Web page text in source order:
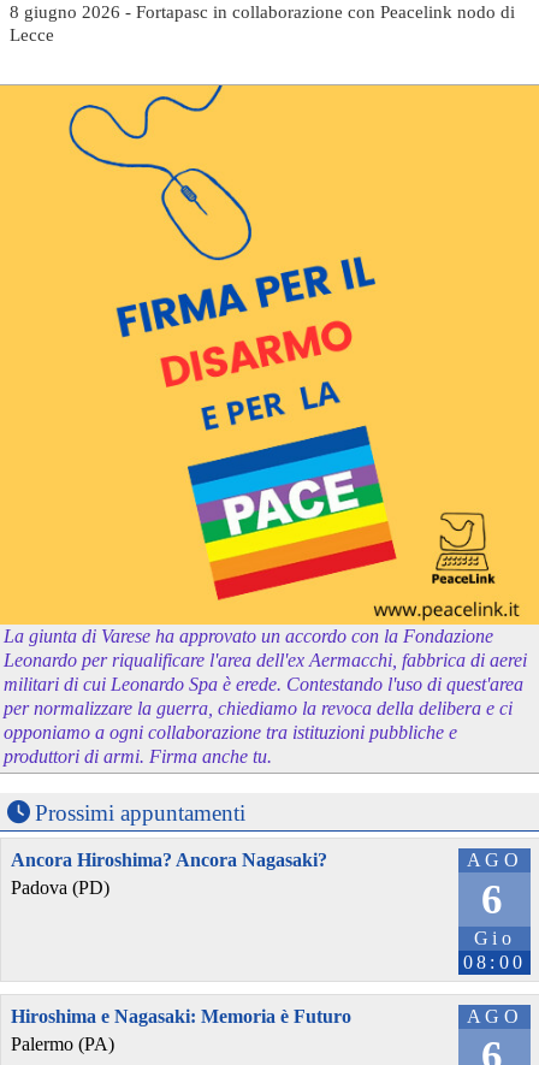
8 giugno 2026 - Fortapasc in collaborazione con Peacelink nodo di
Lecce
La giunta di Varese ha approvato un accordo con la Fondazione
Leonardo per riqualificare l'area dell'ex Aermacchi, fabbrica di aerei
militari di cui Leonardo Spa è erede. Contestando l'uso di quest'area
per normalizzare la guerra, chiediamo la revoca della delibera e ci
opponiamo a ogni collaborazione tra istituzioni pubbliche e
produttori di armi. Firma anche tu.
Prossimi appuntamenti
AGO
6
Gio
08:00
Ancora Hiroshima? Ancora Nagasaki?
Padova (PD)
AGO
Hiroshima e Nagasaki: Memoria è Futuro
Palermo (PA)